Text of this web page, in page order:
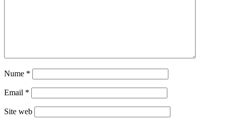
Nume *
Email *
Site web